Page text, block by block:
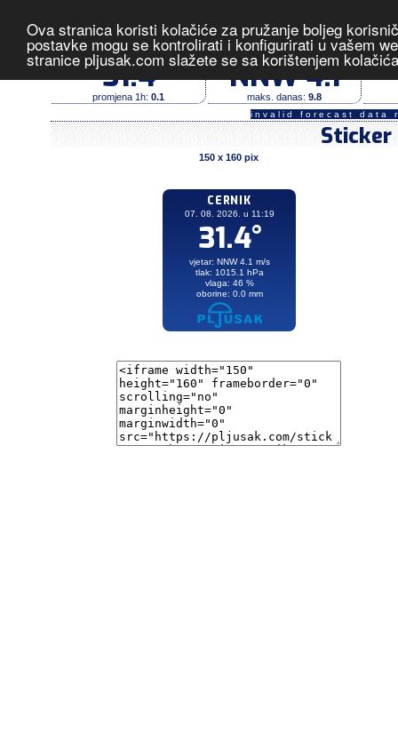
Ova stranica koristi kolačiće za pružanje boljeg
postavke mogu se kontrolirati i konfigurirati u vašem
stranice pljusak.com slažete se sa korištenjem
Cernik- izmjerene
temperatura (°C)
31.4
promjena 1h: 0.1
vjetar (m/s)
NNW 4.1
maks. danas: 9.8
invalid forecast data
Sticker
150 x 160 pix